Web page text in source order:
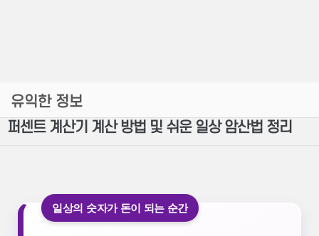
유익한 정보
퍼센트 계산기 계산 방법 및 쉬운 일상 암산법 정리
일상의 숫자가 돈이 되는 순간